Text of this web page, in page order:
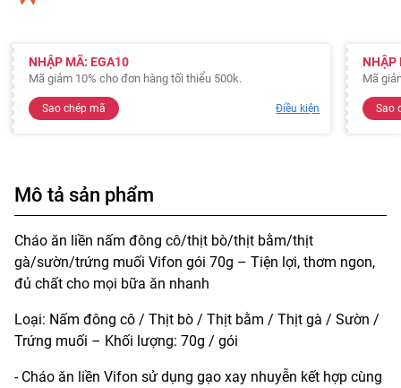
NHẬP MÃ: EGA10
Mã giảm 10% cho đơn hàng tối thiểu 500k.
Sao chép mã Điều kiện
NHẬP
Mã
Sao
Mô tả sản phẩm
Cháo ăn liền nấm đông cô/thịt bò/thịt bằm/thịt
gà/sườn/trứng muối Vifon gói 70g – Tiện lợi, thơm ngon,
đủ chất cho mọi bữa ăn nhanh
Loại: Nấm đông cô / Thịt bò / Thịt bằm / Thịt gà / Sườn /
Trứng muối – Khối lượng: 70g / gói
- Cháo ăn liền Vifon sử dụng gạo xay nhuyễn kết hợp cùng